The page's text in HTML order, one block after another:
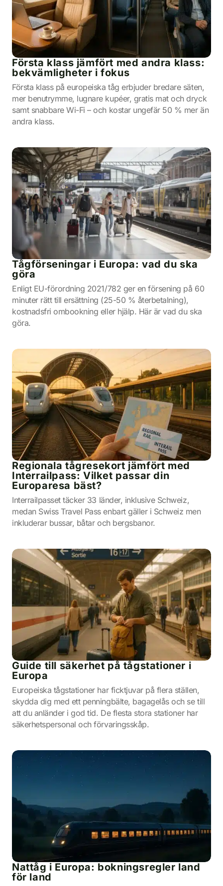
Första klass jämfört med andra klass:
bekvämligheter i fokus
Första klass på europeiska tåg erbjuder bredare säten,
mer benutrymme, lugnare kupéer, gratis mat och dryck
samt snabbare Wi-Fi – och kostar ungefär 50 % mer än
andra klass.
Tågförseningar i Europa: vad du ska
göra
Enligt EU-förordning 2021/782 ger en försening på 60
minuter rätt till ersättning (25-50 % återbetalning),
kostnadsfri ombookning eller hjälp. Här är vad du ska
göra.
Regionala tågresekort jämfört med
Interrailpass: Vilket passar din
Europaresa bäst?
Interrailpasset täcker 33 länder, inklusive Schweiz,
medan Swiss Travel Pass enbart gäller i Schweiz men
inkluderar bussar, båtar och bergsbanor.
Guide till säkerhet på tågstationer i
Europa
Europeiska tågstationer har ficktjuvar på flera ställen,
skydda dig med ett penningbälte, bagagelås och se till
att du anländer i god tid. De flesta stora stationer har
säkerhetspersonal och förvaringsskåp.
Nattåg i Europa: bokningsregler land
för land